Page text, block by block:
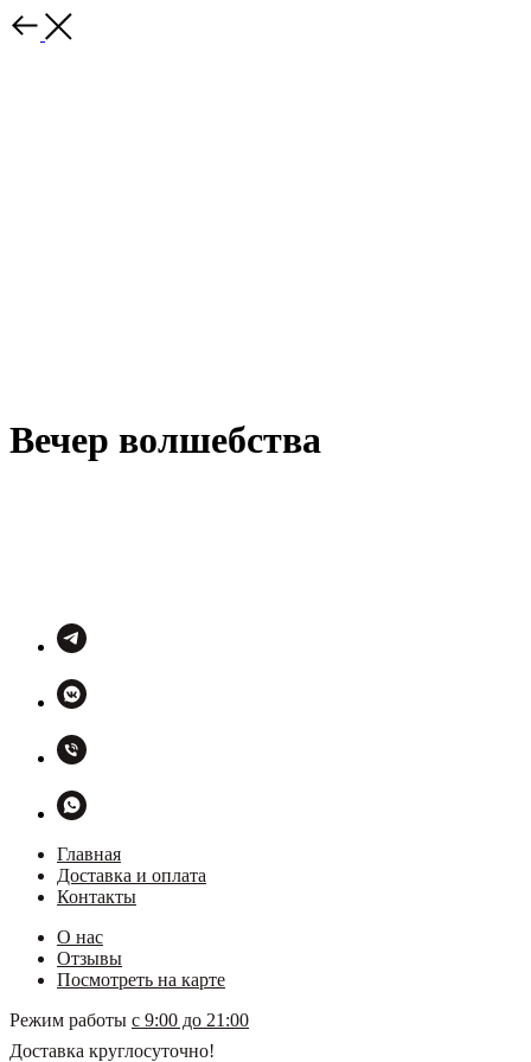
Вечер волшебства
Главная
Доставка и оплата
Контакты
О нас
Отзывы
Посмотреть на карте
Режим работы с 9:00 до 21:00
Доставка круглосуточно!